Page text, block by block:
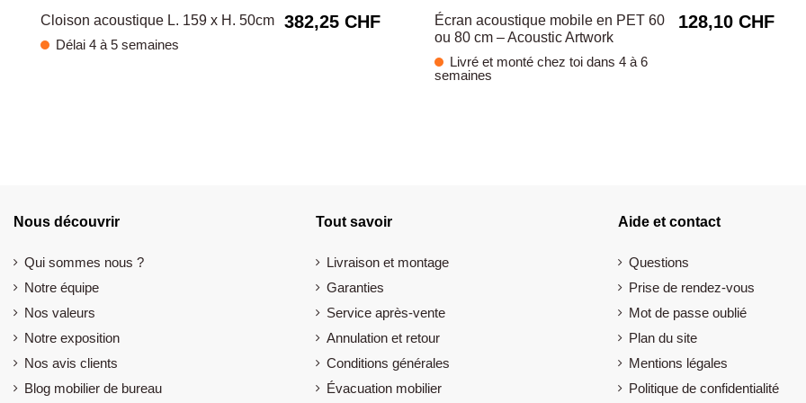
Cloison acoustique L. 159 x H. 50cm
Délai 4 à 5 semaines
382,25 CHF
Écran acoustique mobile en PET 60
ou 80 cm – Acoustic Artwork
Livré et monté chez toi dans 4 à 6
semaines
128,10 CHF
Nous découvrir
Qui sommes nous ?
Notre équipe
Nos valeurs
Notre exposition
Nos avis clients
Blog mobilier de bureau
Tout savoir
Livraison et montage
Garanties
Service après-vente
Annulation et retour
Conditions générales
Évacuation mobilier
Aide et contact
Questions
Prise de rendez-vous
Mot de passe oublié
Plan du site
Mentions légales
Politique de confidentialité